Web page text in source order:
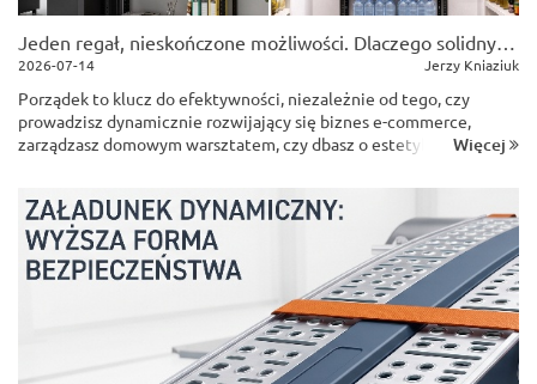
2026-07-14 Jerzy Kniaziuk
Porządek to klucz do efektywności, niezależnie od tego, czy
prowadzisz dynamicznie rozwijający się biznes e-commerce,
zarządzasz domowym warsztatem, czy dbasz o estetykę
motywację i zmarnować cenny czas...
Więcej